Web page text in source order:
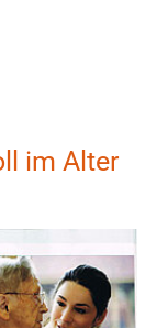
im Alter
version